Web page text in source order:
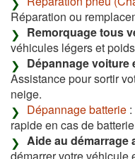
Réparation ou
Remorquage tous
véhicules légers et
Dépannage voiture
Assistance pour sortir
neige.
Dépannage batterie
rapide en cas de
Aide au démarrage
démarrer votre véhicule